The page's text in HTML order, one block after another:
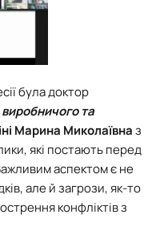
була доктор
та
Марина Миколаївназ
які постають перед
аспектом є не
але й загрози, як-то
конфліктів з